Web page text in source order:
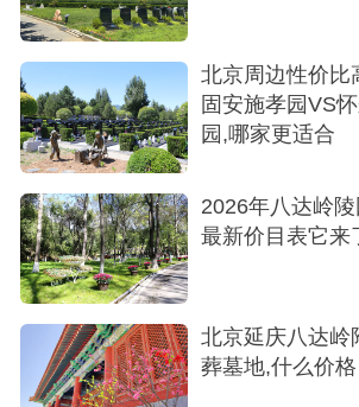
雅品位，售价为119800元，为后人
纪念。
念慈园与归园立碑：高端定制
别为178800元起
以上即为天寿陵园2024年最新
论是出于环保理念还是情感寄托的
均能提供符合您期待的个性化殡葬
客户服务部门，我们将竭诚为您提
服务。
北京周边性价比
固安施孝园VS
园,哪家更适合
2026年八达岭
最新价目表它来
北京延庆八达岭
葬墓地,什么价格